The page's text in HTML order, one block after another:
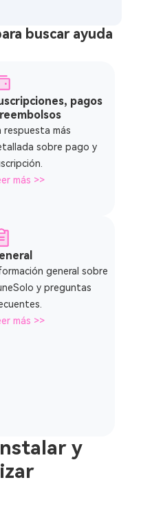
buscar ayuda
pagos
respuesta más
sobre pago y
más >>
general sobre
y preguntas
más >>
y